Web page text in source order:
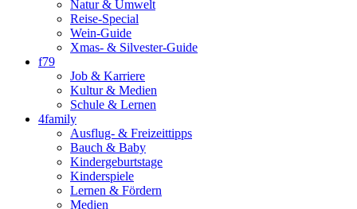
Natur & Umwelt
Reise-Special
Wein-Guide
Xmas- & Silvester-Guide
f79
Job & Karriere
Kultur & Medien
Schule & Lernen
4family
Ausflug- & Freizeittipps
Bauch & Baby
Kindergeburtstage
Kinderspiele
Lernen & Fördern
Medien